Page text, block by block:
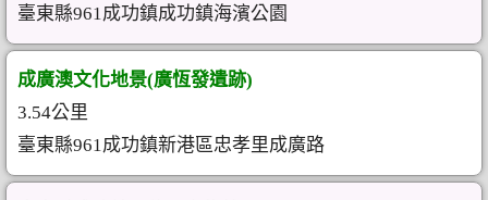
臺東縣961成功鎮成功鎮海濱公園
成廣澳文化地景(廣恆發遺跡)
3.54公里
臺東縣961成功鎮新港區忠孝里成廣路